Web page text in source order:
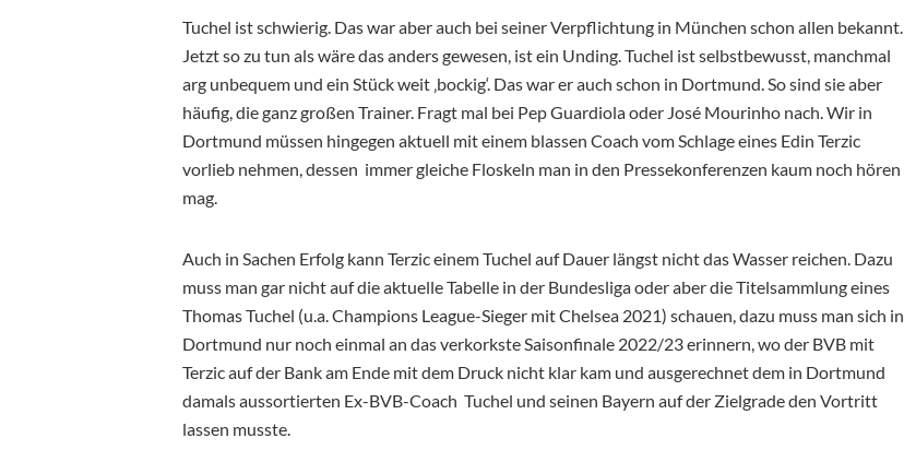
Tuchel ist schwierig. Das war aber auch bei seiner Verpflichtung in München schon allen bekannt.
Jetzt so zu tun als wäre das anders gewesen, ist ein Unding. Tuchel ist selbstbewusst, manchmal
arg unbequem und ein Stück weit ‚bockig‘. Das war er auch schon in Dortmund. So sind sie aber
häufig, die ganz großen Trainer. Fragt mal bei Pep Guardiola oder José Mourinho nach. Wir in
Dortmund müssen hingegen aktuell mit einem blassen Coach vom Schlage eines Edin Terzic
vorlieb nehmen, dessen immer gleiche Floskeln man in den Pressekonferenzen kaum noch hören
mag.
Auch in Sachen Erfolg kann Terzic einem Tuchel auf Dauer längst nicht das Wasser reichen. Dazu
muss man gar nicht auf die aktuelle Tabelle in der Bundesliga oder aber die Titelsammlung eines
Thomas Tuchel (u.a. Champions League-Sieger mit Chelsea 2021) schauen, dazu muss man sich in
Dortmund nur noch einmal an das verkorkste Saisonfinale 2022/23 erinnern, wo der BVB mit
Terzic auf der Bank am Ende mit dem Druck nicht klar kam und ausgerechnet dem in Dortmund
damals aussortierten Ex-BVB-Coach Tuchel und seinen Bayern auf der Zielgrade den Vortritt
lassen musste.